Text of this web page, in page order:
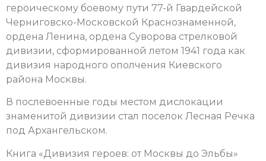
героическому боевому пути 77-й Гвардейской
Черниговско-Московской Краснознаменной,
ордена Ленина, ордена Суворова стрелковой
дивизии, сформированной летом 1941 года как
дивизия народного ополчения Киевского
района Москвы.
В послевоенные годы местом дислокации
знаменитой дивизии стал поселок Лесная Речка
под Архангельском.
Книга «Дивизия героев: от Москвы до Эльбы»